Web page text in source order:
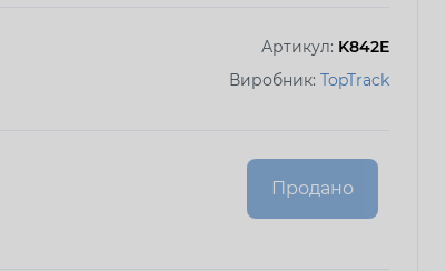
Артикул: K842E
Виробник: TopTrack
Продано